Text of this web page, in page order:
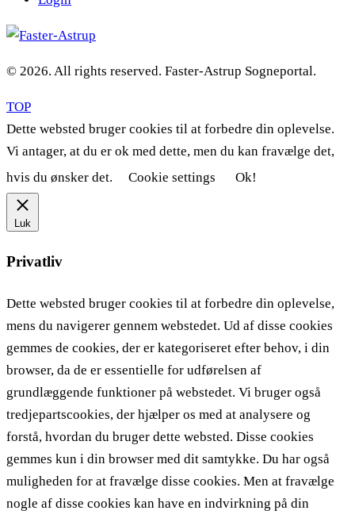
© 2026. All rights reserved. Faster-Astrup Sogneportal.
TOP
Dette websted bruger cookies til at forbedre din oplevelse.
Vi antager, at du er ok med dette, men du kan fravælge det,
hvis du ønsker det.
Cookie settings Ok!
Luk
Privatliv
Dette websted bruger cookies til at forbedre din oplevelse,
mens du navigerer gennem webstedet. Ud af disse cookies
gemmes de cookies, der er kategoriseret efter behov, i din
browser, da de er essentielle for udførelsen af ​​
grundlæggende funktioner på webstedet. Vi bruger også
tredjepartscookies, der hjælper os med at analysere og
forstå, hvordan du bruger dette websted. Disse cookies
gemmes kun i din browser med dit samtykke. Du har også
muligheden for at fravælge disse cookies. Men at fravælge
nogle af disse cookies kan have en indvirkning på din